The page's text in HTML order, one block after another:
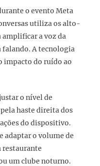
o evento Meta
utiliza os alto-
amplificar a voz da
falando. A tecnologia
impacto do ruído ao
o nível de
haste direita dos
do dispositivo.
adaptar o volume de
restaurante
um clube noturno.